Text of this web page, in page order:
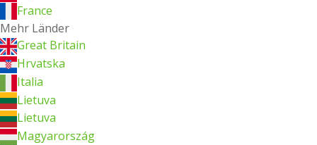
France
Mehr Länder
Great Britain
Hrvatska
Italia
Lietuva
Lietuva
Magyarország